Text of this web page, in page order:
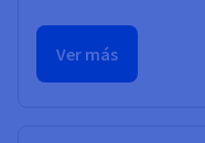
Ver más